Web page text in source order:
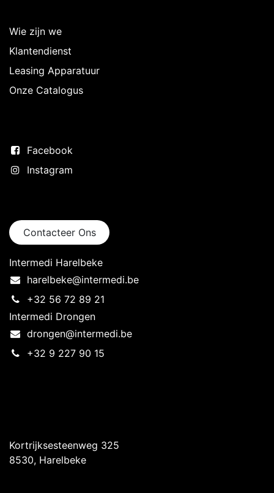
Wie zijn we
Klantendienst
Leasing Apparatuur
Onze Catalogus
Facebook
Instagram
Contacteer Ons
Intermedi Harelbeke
harelbeke@intermedi.be
+32 56 72 89 21
Intermedi Drongen
drongen@intermedi.be
+32 9 227 90 15
Kortrijksesteenweg 325
8530, Harelbeke